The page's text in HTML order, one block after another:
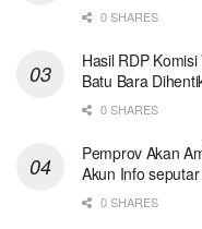
0 SHARES
Hasil RDP
Batu Bara
0 SHARES
Pemprov Akan
Akun Info
0 SHARES